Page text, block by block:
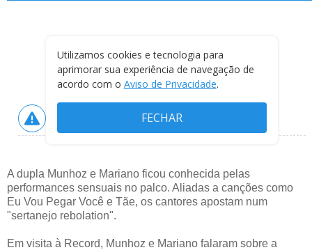
A dupla Munhoz e Mariano ficou conhecida pelas
performances sensuais no palco. Aliadas a canções como
Eu Vou Pegar Você e Tãe, os cantores apostam num
"sertanejo rebolation".
Em visita à Record, Munhoz e Mariano falaram sobre a